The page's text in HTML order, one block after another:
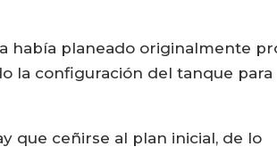
había planeado originalmente
la configuración del tanque para
que ceñirse al plan inicial, de lo